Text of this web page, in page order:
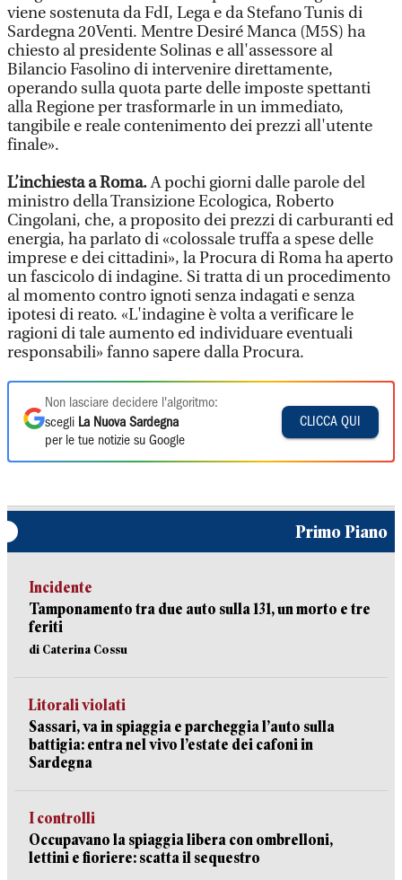
viene sostenuta da FdI, Lega e da Stefano Tunis di
Sardegna 20Venti. Mentre Desiré Manca (M5S) ha
chiesto al presidente Solinas e all'assessore al
Bilancio Fasolino di intervenire direttamente,
operando sulla quota parte delle imposte spettanti
alla Regione per trasformarle in un immediato,
tangibile e reale contenimento dei prezzi all'utente
finale».
L’inchiesta a Roma.A pochi giorni dalle parole del
ministro della Transizione Ecologica, Roberto
Cingolani, che, a proposito dei prezzi di carburanti ed
energia, ha parlato di «colossale truffa a spese delle
imprese e dei cittadini», la Procura di Roma ha aperto
un fascicolo di indagine. Si tratta di un procedimento
al momento contro ignoti senza indagati e senza
ipotesi di reato. «L'indagine è volta a verificare le
ragioni di tale aumento ed individuare eventuali
responsabili» fanno sapere dalla Procura.
Non lasciare decidere l'algoritmo:
scegli La Nuova Sardegna
per le tue notizie su Google
CLICCA QUI
Primo Piano
Incidente
Tamponamento tra due auto sulla 131, un morto e tre
feriti
di Caterina Cossu
Litorali violati
Sassari, va in spiaggia e parcheggia l’auto sulla
battigia: entra nel vivo l’estate dei cafoni in
Sardegna
I controlli
Occupavano la spiaggia libera con ombrelloni,
lettini e fioriere: scatta il sequestro